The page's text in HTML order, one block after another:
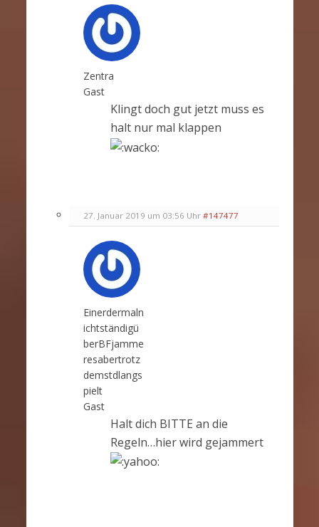
Zentra
Gast
Klingt doch gut jetzt muss es
halt nur mal klappen
27. Januar 2019 um 03:56 Uhr #147477
Einerdermaln
ichtständigü
berBFjamme
resabertrotz
demstdlangs
pielt
Gast
Halt dich BITTE an die
Regeln…hier wird gejammert